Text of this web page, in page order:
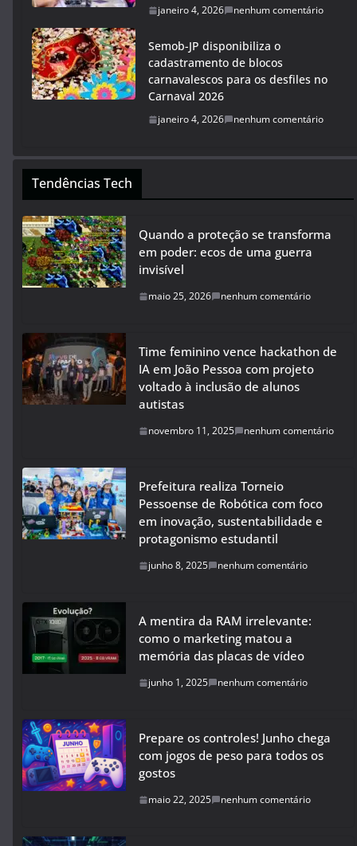
janeiro 4, 2026 nenhum comentário
Semob-JP disponibiliza o
cadastramento de blocos
carnavalescos para os desfiles no
Carnaval 2026
janeiro 4, 2026 nenhum comentário
Tendências Tech
Quando a proteção se transforma
em poder: ecos de uma guerra
invisível
maio 25, 2026 nenhum comentário
Time feminino vence hackathon de
IA em João Pessoa com projeto
voltado à inclusão de alunos
autistas
novembro 11, 2025 nenhum comentário
Prefeitura realiza Torneio
Pessoense de Robótica com foco
em inovação, sustentabilidade e
protagonismo estudantil
junho 8, 2025 nenhum comentário
A mentira da RAM irrelevante:
como o marketing matou a
memória das placas de vídeo
junho 1, 2025 nenhum comentário
Prepare os controles! Junho chega
com jogos de peso para todos os
gostos
maio 22, 2025 nenhum comentário